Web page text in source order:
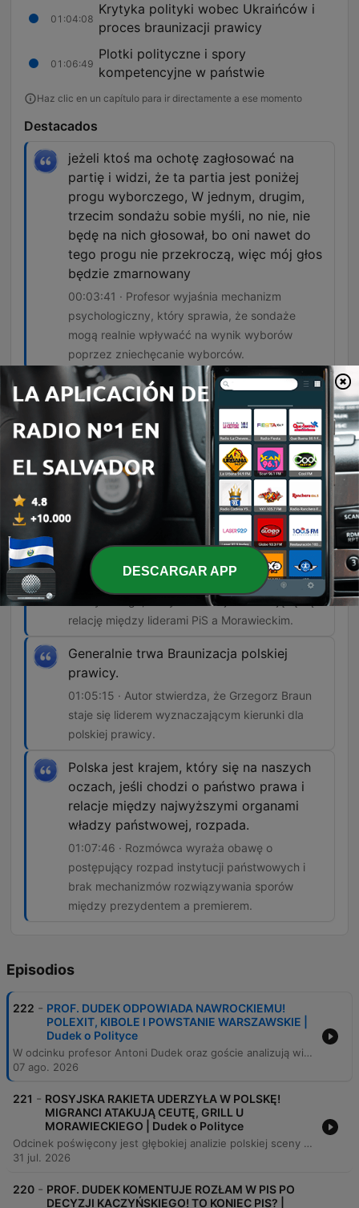
01:04:08
Krytyka polityki wobec Ukraińców i
proces braunizacji prawicy
01:06:49
Plotki polityczne i spory
kompetencyjne w państwie
Haz clic en un capítulo para ir directamente a ese momento
Destacados
jeżeli ktoś ma ochotę zagłosować na
partię i widzi, że ta partia jest poniżej
progu wyborczego, W jednym, drugim,
trzecim sondażu sobie myśli, no nie, nie
będę na nich głosował, bo oni nawet do
tego progu nie przekroczą, więc mój głos
będzie zmarnowany
00:03:41 · Profesor wyjaśnia mechanizm
psychologiczny, który sprawia, że sondaże
mogą realnie wpływaćć na wynik wyborów
poprzez zniechęcanie wyborców.
Warszawa nie zwyciężyła, tylko Warszawa
przetrwała.
00:08:34 · Autor krytykuje narrację polityczną
przedstawiającą Powstanie Warszawskie jako
sukces, podkreślając jego tragiczny wymiar
militarny.
Wrogiem dla Mateusza Morawieckiego nie
jest Tusk, ale ja oraz Prawo i
Sprawiedliwość.
00:32:08 · Cytat z wpisu Jarosława
Kaczyńskiego, który komentuje zmieniającą się
relację między liderami PiS a Morawieckim.
Generalnie trwa Braunizacja polskiej
prawicy.
01:05:15 · Autor stwierdza, że Grzegorz Braun
staje się liderem wyznaczającym kierunki dla
polskiej prawicy.
Polska jest krajem, który się na naszych
oczach, jeśli chodzi o państwo prawa i
relacje między najwyższymi organami
władzy państwowej, rozpada.
01:07:46 · Rozmówca wyraża obawę o
postępujący rozpad instytucji państwowych i
brak mechanizmów rozwiązywania sporów
między prezydentem a premierem.
Episodios
222 - PROF. DUDEK ODPOWIADA NAWROCKIEMU!
POLEXIT, KIBOLE I POWSTANIE WARSZAWSKIE |
Dudek o Polityce
W odcinku profesor Antoni Dudek oraz goście analizują wielowymiarowe kryzysy w polskiej sferze publicznej, od wpływu sondaży na zachowania wyborcze i kontrowersji wokół interpretacji historii Powstania Warszawskiego, po narastającą brutalizację debaty. Program porusza kwestie cyberbezpieczeństwa polityków w obliczu ataków hakerskich oraz napięć geopolitycznych wpływających na rynek paliw. Analizie poddano również wewnętrzne konflikty w obozie PiS, w tym relacje między Mateuszem Morawieckim a Jarosławem Kaczyńskim, oraz proces „braunizacji” polskiej prawicy. Rozmówcy oceniają także zmiany w polityce migracyjnej, sytuację w służbie zdrowia oraz wyzwania stojące przed relacjami Polski z Unią Europejską.
07 ago. 2026
221 - ROSYJSKA RAKIETA UDERZYŁA W POLSKĘ!
MIGRANCI ATAKUJĄ CEUTĘ, GRILL U
MORAWIECKIEGO | Dudek o Polityce
Odcinek poświęcony jest głębokiej analizie polskiej sceny politycznej, ze szczególnym uwzględzeniem kryzysu wewnątrz Prawa i Sprawiedliwości po odejściu Mateusza Morawieckiego oraz rywalizacji frakcyjnej w obozie prawicy. Profesor Antoni Dudek omawia przyszłość Konfederacji, skutki weta prezydenta wobec ustawy paliwowej oraz plany Grzegorza Brauna dotyczące politycznego zaangażowania służb mundurowych. Rozmowy obejmują również kwestie bezpieczeństwa państwa i stabilności Europy, analizując kryzys migracyjny w Hiszpanii oraz incydent z rakietą na Lubelszczyźnie. Poruszono także problematykę błędów w komunikacji rządowej, w tym kontrowersyjnych alertów RCB, które mogą narażać obywateli na oszustwa.
31 jul. 2026
220 - PROF. DUDEK KOMENTUJE ROZŁAM W PIS PO
DECYZJI KACZYŃSKIEGO! TO KONIEC PIS? |
DESCARGAR APP